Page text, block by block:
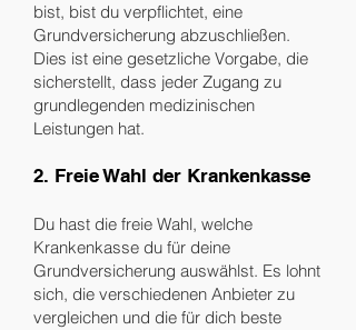
bist, bist du verpflichtet, eine
Grundversicherung abzuschließen.
Dies ist eine gesetzliche Vorgabe, die
sicherstellt, dass jeder Zugang zu
grundlegenden medizinischen
Leistungen hat.
2. Freie Wahl der Krankenkasse
Du hast die freie Wahl, welche
Krankenkasse du für deine
Grundversicherung auswählst. Es lohnt
sich, die verschiedenen Anbieter zu
vergleichen und die für dich beste